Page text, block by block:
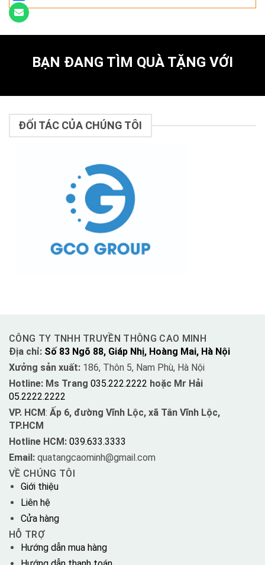
BẠN ĐANG TÌM QUÀ TẶNG VỚI
ĐỐI TÁC CỦA CHÚNG TÔI
CÔNG TY TNHH TRUYỀN THÔNG CAO MINH
Địa chỉ: Số 83 Ngõ 88, Giáp Nhị, Hoàng Mai, Hà Nội
Xưởng sản xuất: 186, Thôn 5, Nam Phù, Hà Nội
Hotline: Ms Trang 035.222.2222 hoặc Mr Hải
05.2222.2222
VP. HCM: Ấp 6, đường Vĩnh Lộc, xã Tân Vĩnh Lộc,
TP.HCM
Hotline HCM: 039.633.3333
Email: quatangcaominh@gmail.com
VỀ CHÚNG TÔI
Giới thiệu
Liên hệ
Cửa hàng
HỖ TRỢ
Hướng dẫn mua hàng